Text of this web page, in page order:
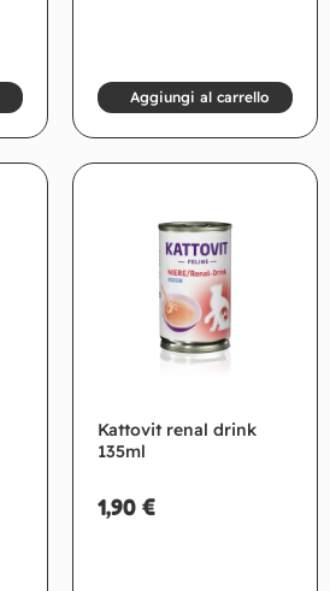
Aggiungi al carrello
Kattovit renal drink
135ml
1,90 €